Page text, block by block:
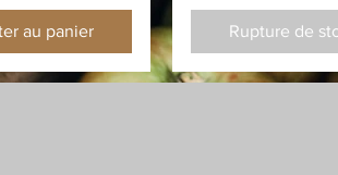
au panier Rupture de